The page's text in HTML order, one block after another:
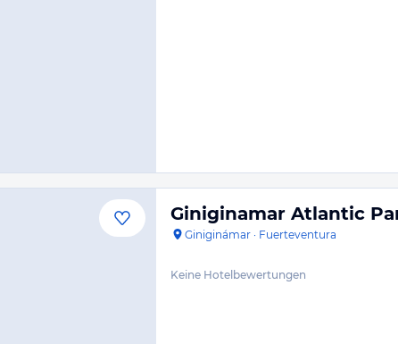
Giniginamar Atlantic
Giniginámar · Fuerteventura
Keine Hotelbewertungen